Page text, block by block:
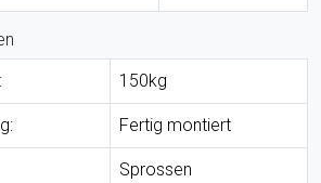
150kg
Fertig montiert
Sprossen